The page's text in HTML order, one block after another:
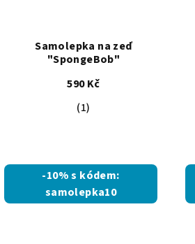
Samolepka na zeď
"SpongeBob"
590 Kč
Průměrné
5,0
z
5
(1)
-10% s kódem:
samolepka10